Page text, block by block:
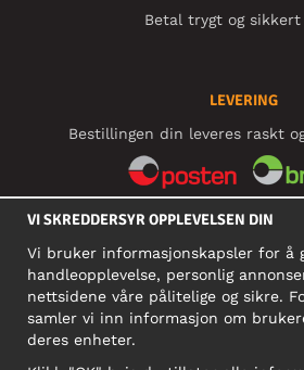
Betal trygt og sikkert
LEVERING
Bestillingen din leveres raskt
SOSIALE MEDIER
BEDRIFT
VI SKREDDERSYR OPPLEVELSEN DIN
Vi bruker informasjonskapsler for å
handleopplevelse, personlig
nettsidene våre pålitelige og sikre.
samler vi inn informasjon om
deres enheter.